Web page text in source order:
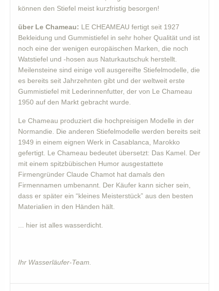
können den Stiefel meist kurzfristig besorgen!
über Le Chameau: LE CHEAMEAU fertigt seit 1927
Bekleidung und Gummistiefel in sehr hoher Qualität und ist
noch eine der wenigen europäischen Marken, die noch
Watstiefel und -hosen aus Naturkautschuk herstellt.
Meilensteine sind einige voll ausgereifte Stiefelmodelle, die
es bereits seit Jahrzehnten gibt und der weltweit erste
Gummistiefel mit Lederinnenfutter, der von Le Chameau
1950 auf den Markt gebracht wurde.
Le Chameau produziert die hochpreisigen Modelle in der
Normandie. Die anderen Stiefelmodelle werden bereits seit
1949 in einem eignen Werk in Casablanca, Marokko
gefertigt. Le Chameau bedeutet übersetzt: Das Kamel. Der
mit einem spitzbübischen Humor ausgestattete
Firmengründer Claude Chamot hat damals den
Firmennamen umbenannt. Der Käufer kann sicher sein,
dass er später ein “kleines Meisterstück” aus den besten
Materialien in den Händen hält.
... hier ist alles wasserdicht.
Ihr Wasserläufer-Team.